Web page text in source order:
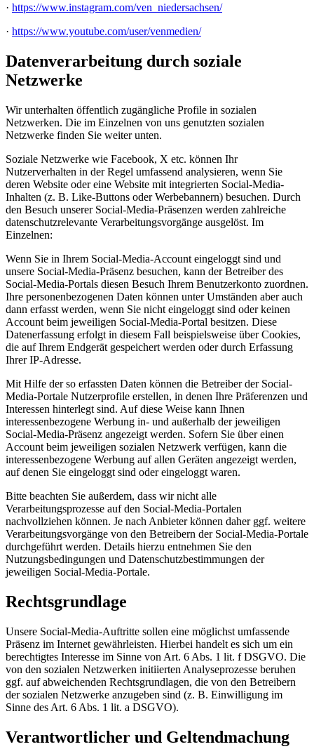
· https://www.instagram.com/ven_niedersachsen/
· https://www.youtube.com/user/venmedien/
Datenverarbeitung durch soziale
Netzwerke
Wir unterhalten öffentlich zugängliche Profile in sozialen
Netzwerken. Die im Einzelnen von uns genutzten sozialen
Netzwerke finden Sie weiter unten.
Soziale Netzwerke wie Facebook, X etc. können Ihr
Nutzerverhalten in der Regel umfassend analysieren, wenn Sie
deren Website oder eine Website mit integrierten Social-Media-
Inhalten (z. B. Like-Buttons oder Werbebannern) besuchen. Durch
den Besuch unserer Social-Media-Präsenzen werden zahlreiche
datenschutzrelevante Verarbeitungsvorgänge ausgelöst. Im
Einzelnen:
Wenn Sie in Ihrem Social-Media-Account eingeloggt sind und
unsere Social-Media-Präsenz besuchen, kann der Betreiber des
Social-Media-Portals diesen Besuch Ihrem Benutzerkonto zuordnen.
Ihre personenbezogenen Daten können unter Umständen aber auch
dann erfasst werden, wenn Sie nicht eingeloggt sind oder keinen
Account beim jeweiligen Social-Media-Portal besitzen. Diese
Datenerfassung erfolgt in diesem Fall beispielsweise über Cookies,
die auf Ihrem Endgerät gespeichert werden oder durch Erfassung
Ihrer IP-Adresse.
Mit Hilfe der so erfassten Daten können die Betreiber der Social-
Media-Portale Nutzerprofile erstellen, in denen Ihre Präferenzen und
Interessen hinterlegt sind. Auf diese Weise kann Ihnen
interessenbezogene Werbung in- und außerhalb der jeweiligen
Social-Media-Präsenz angezeigt werden. Sofern Sie über einen
Account beim jeweiligen sozialen Netzwerk verfügen, kann die
interessenbezogene Werbung auf allen Geräten angezeigt werden,
auf denen Sie eingeloggt sind oder eingeloggt waren.
Bitte beachten Sie außerdem, dass wir nicht alle
Verarbeitungsprozesse auf den Social-Media-Portalen
nachvollziehen können. Je nach Anbieter können daher ggf. weitere
Verarbeitungsvorgänge von den Betreibern der Social-Media-Portale
durchgeführt werden. Details hierzu entnehmen Sie den
Nutzungsbedingungen und Datenschutzbestimmungen der
jeweiligen Social-Media-Portale.
Rechtsgrundlage
Unsere Social-Media-Auftritte sollen eine möglichst umfassende
Präsenz im Internet gewährleisten. Hierbei handelt es sich um ein
berechtigtes Interesse im Sinne von Art. 6 Abs. 1 lit. f DSGVO. Die
von den sozialen Netzwerken initiierten Analyseprozesse beruhen
ggf. auf abweichenden Rechtsgrundlagen, die von den Betreibern
der sozialen Netzwerke anzugeben sind (z. B. Einwilligung im
Sinne des Art. 6 Abs. 1 lit. a DSGVO).
Verantwortlicher und Geltendmachung